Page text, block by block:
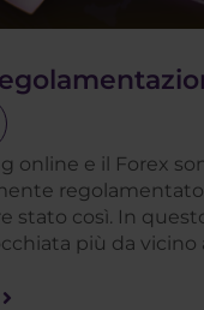
online e il Forex
stato così. In
più da vicino